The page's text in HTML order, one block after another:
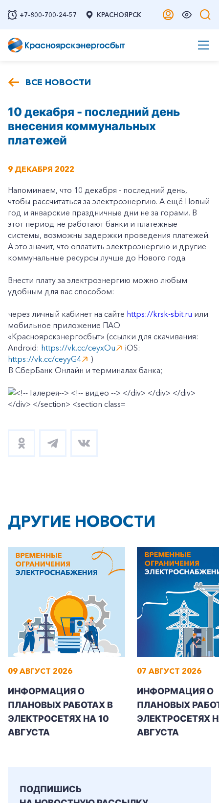
+7-800-700-24-57 КРАСНОЯРСК
+7-800-700-24-57
Частным клиентам
Корпоративным клиентам
ВСЕ НОВОСТИ
10 декабря - последний день
внесения коммунальных
платежей
9 ДЕКАБРЯ 2022
Напоминаем, что 10 декабря - последний день,
чтобы рассчитаться за электроэнергию. А ещё Новый
год и январские праздничные дни не за горами. В
этот период не работают банки и платежные
системы, возможны задержки проведения платежей.
А это значит, что оплатить электроэнергию и другие
коммунальные ресурсы лучше до Нового года.
Внести плату за электроэнергию можно любым
удобным для вас способом:
через личный кабинет на сайте https://krsk-sbit.ru или
мобильное приложение ПАО
«Красноярскэнергосбыт» (ссылки для скачивания:
Android: https://vk.cc/ceyxOu
iOS:
https://vk.cc/ceyyG4
)
В СберБанк Онлайн и терминалах банка;
ДРУГИЕ НОВОСТИ
09 АВГУСТ 2026
ИНФОРМАЦИЯ О
ПЛАНОВЫХ РАБОТАХ В
ЭЛЕКТРОСЕТЯХ НА 10
АВГУСТА
07 АВГУСТ 2026
ИНФОРМАЦИЯ О
ПЛАНОВЫХ
ЭЛЕКТРОСЕТЯХ
АВГУСТА
ПОДПИШИСЬ